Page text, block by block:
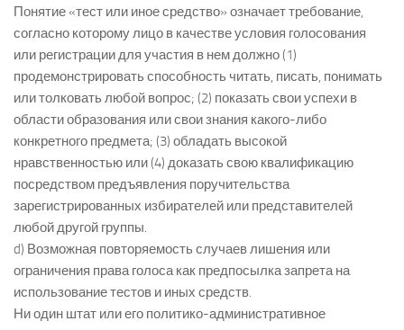
Понятие «тест или иное средство» означает требование,
согласно которому лицо в качестве условия голосования
или регистрации для участия в нем должно (1)
продемонстрировать способность читать, писать, понимать
или толковать любой вопрос; (2) показать свои успехи в
области образования или свои знания какого-либо
конкретного предмета; (3) обладать высокой
нравственностью или (4) доказать свою квалификацию
посредством предъявления поручительства
зарегистрированных избирателей или представителей
любой другой группы.
d) Возможная повторяемость случаев лишения или
ограничения права голоса как предпосылка запрета на
использование тестов и иных средств.
Ни один штат или его политико-административное